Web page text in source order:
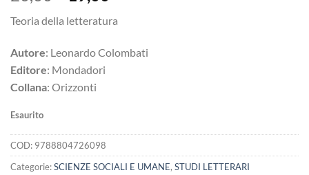
prezzo
originale
era:
20,00€.
attuale
19,00€.
Teoria della letteratura
Autore: Leonardo Colombati
Editore: Mondadori
Collana: Orizzonti
Esaurito
COD: 9788804726098
Categorie:SCIENZE SOCIALI E UMANE, STUDI LETTERARI